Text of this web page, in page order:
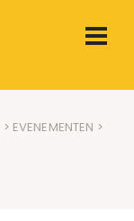
> EVENEMENTEN >